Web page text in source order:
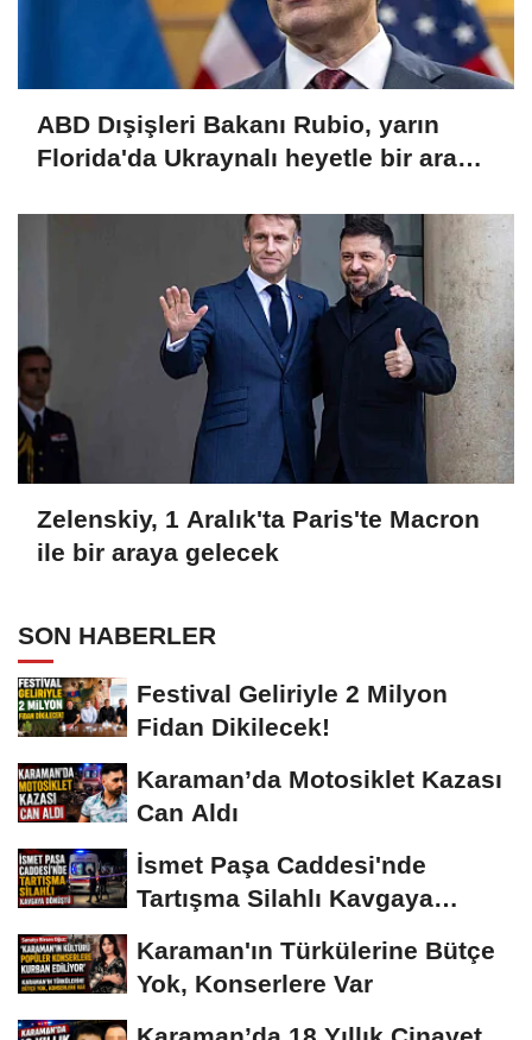
ABD Dışişleri Bakanı Rubio, yarın
Florida'da Ukraynalı heyetle bir araya
Zelenskiy, 1 Aralık'ta Paris'te Macron
ile bir araya gelecek
SON HABERLER
Festival Geliriyle 2 Milyon
Fidan Dikilecek!
Karaman’da Motosiklet Kazası
Can Aldı
İsmet Paşa Caddesi'nde
Tartışma Silahlı Kavgaya
Karaman'ın Türkülerine Bütçe
Yok, Konserlere Var